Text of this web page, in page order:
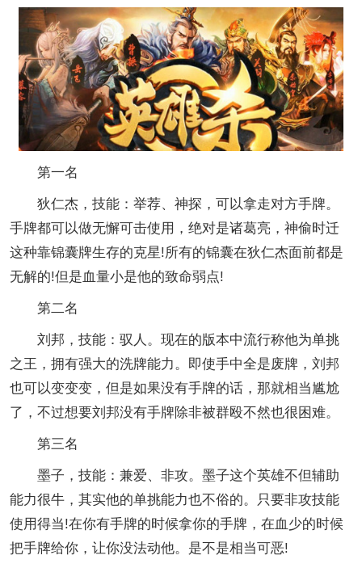
第一名
狄仁杰，技能：举荐、神探，可以拿走对方手牌。
手牌都可以做无懈可击使用，绝对是诸葛亮，神偷时迁
这种靠锦囊牌生存的克星!所有的锦囊在狄仁杰面前都是
无解的!但是血量小是他的致命弱点!
第二名
刘邦，技能：驭人。现在的版本中流行称他为单挑
之王，拥有强大的洗牌能力。即使手中全是废牌，刘邦
也可以变变变，但是如果没有手牌的话，那就相当尴尬
了，不过想要刘邦没有手牌除非被群殴不然也很困难。
第三名
墨子，技能：兼爱、非攻。墨子这个英雄不但辅助
能力很牛，其实他的单挑能力也不俗的。只要非攻技能
使用得当!在你有手牌的时候拿你的手牌，在血少的时候
把手牌给你，让你没法动他。是不是相当可恶!